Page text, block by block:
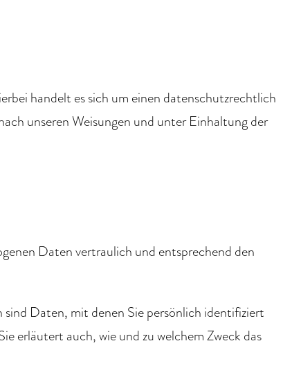
handelt es sich um einen datenschutzrechtlich
unseren Weisungen und unter Einhaltung der
Daten vertraulich und entsprechend den
sind Daten, mit denen Sie persönlich identifiziert
erläutert auch, wie und zu welchem Zweck das